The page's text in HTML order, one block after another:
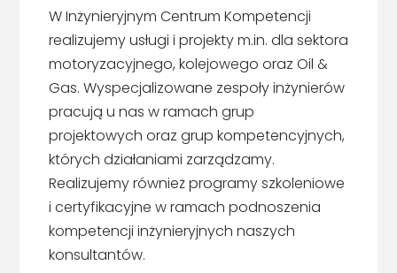
W Inżynieryjnym Centrum Kompetencji
realizujemy usługi i projekty m.in. dla sektora
motoryzacyjnego, kolejowego oraz Oil &
Gas. Wyspecjalizowane zespoły inżynierów
pracują u nas w ramach grup
projektowych oraz grup kompetencyjnych,
których działaniami zarządzamy.
Realizujemy również programy szkoleniowe
i certyfikacyjne w ramach podnoszenia
kompetencji inżynieryjnych naszych
konsultantów.